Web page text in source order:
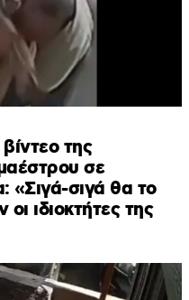
της
σε
«Σιγά-σιγά θα το
ιδιοκτήτες της